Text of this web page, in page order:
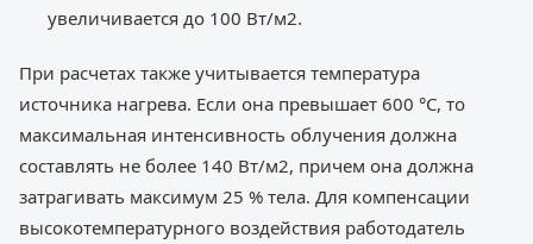
увеличивается до 100 Вт/м2.
При расчетах также учитывается температура
источника нагрева. Если она превышает 600 °С, то
максимальная интенсивность облучения должна
составлять не более 140 Вт/м2, причем она должна
затрагивать максимум 25 % тела. Для компенсации
высокотемпературного воздействия работодатель